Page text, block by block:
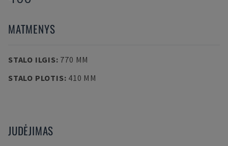
MATMENYS
STALO ILGIS: 770 MM
STALO PLOTIS: 410 MM
JUDĖJIMAS